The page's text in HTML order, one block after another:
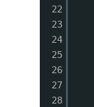
22
23
24
25
26
27
28